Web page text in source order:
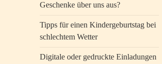
Geschenke über uns aus?
Tipps für einen Kindergeburtstag bei
schlechtem Wetter
Digitale oder gedruckte Einladungen